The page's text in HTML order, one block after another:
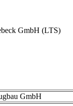
GmbH (LTS)
GmbH